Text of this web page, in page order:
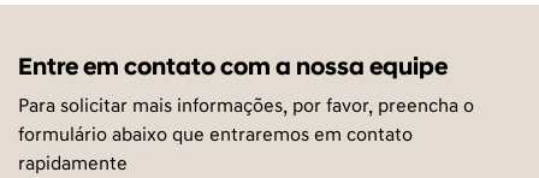
Entre em contato com a nossa equipe
Para solicitar mais informações, por favor, preencha o
formulário abaixo que entraremos em contato
rapidamente